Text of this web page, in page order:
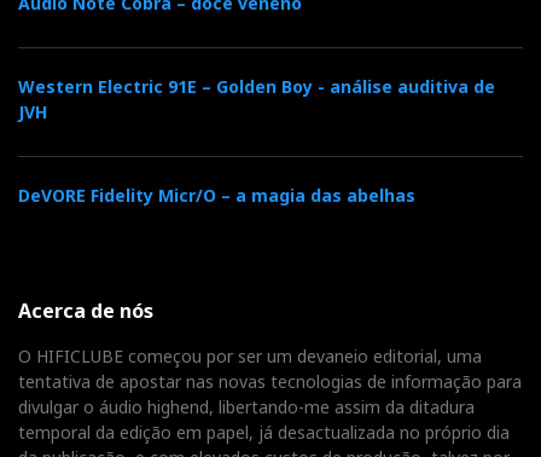
Distribuidor
Relacionado : Imacustica
audiovisual. Movidos pela paixão, desde 1986!
Like it? Share it. F T G
Western Electric 91E – Golden Boy - análise auditiva de
JVH
DeVORE Fidelity Micr/O – a magia das abelhas
Acerca de nós
O HIFICLUBE começou por ser um devaneio editorial, uma
tentativa de apostar nas novas tecnologias de informação para
divulgar o áudio highend, libertando-me assim da ditadura
temporal da edição em papel, já desactualizada no próprio dia